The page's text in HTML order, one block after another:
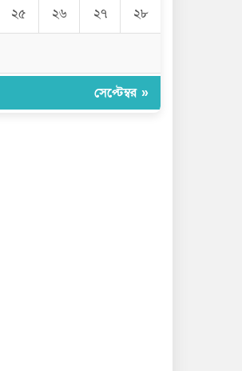
৪৫৮ সড়ক দুর্ঘটনা, প্রাণ গেল
পোলট্রি মাংসে মিলল
অ্যান্টিমাইক্রোবিয়াল
২৫ ২৬ ২৭ ২৮
সেপ্টেম্বর »